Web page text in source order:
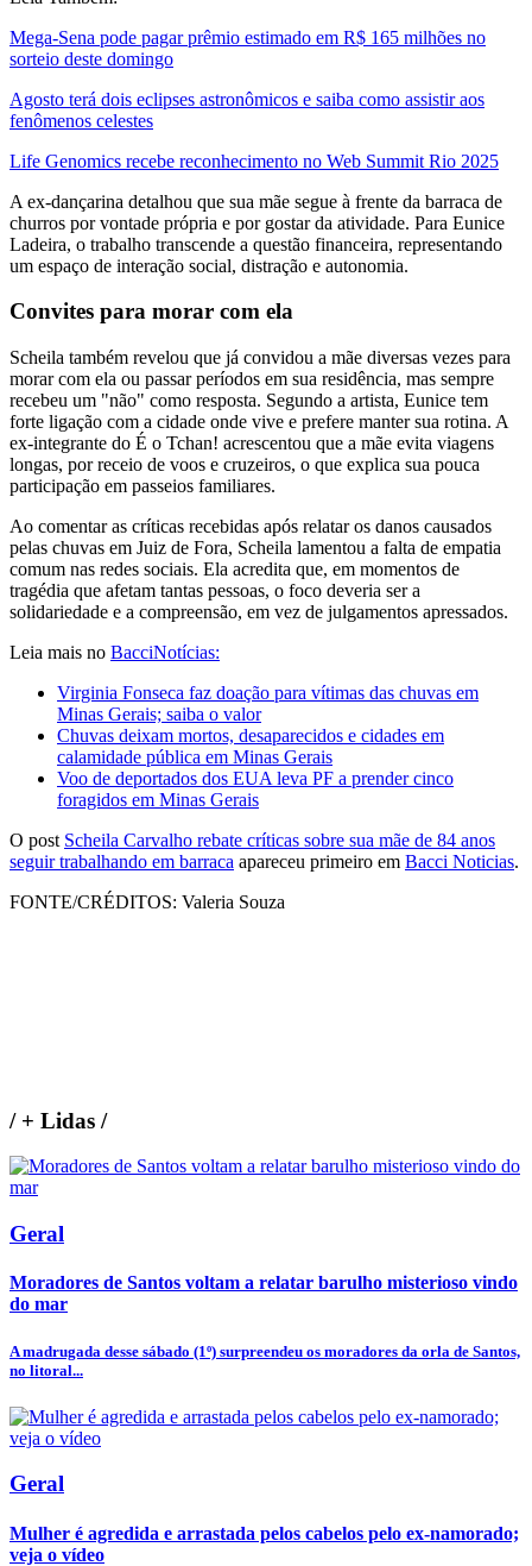
Mega-Sena pode pagar prêmio estimado em R$ 165 milhões no
sorteio deste domingo
Agosto terá dois eclipses astronômicos e saiba como assistir aos
fenômenos celestes
Life Genomics recebe reconhecimento no Web Summit Rio 2025
A ex-dançarina detalhou que sua mãe segue à frente da barraca de
churros por vontade própria e por gostar da atividade. Para Eunice
Ladeira, o trabalho transcende a questão financeira, representando
um espaço de interação social, distração e autonomia.
Convites para morar com ela
Scheila também revelou que já convidou a mãe diversas vezes para
morar com ela ou passar períodos em sua residência, mas sempre
recebeu um "não" como resposta. Segundo a artista, Eunice tem
forte ligação com a cidade onde vive e prefere manter sua rotina. A
ex-integrante do É o Tchan! acrescentou que a mãe evita viagens
longas, por receio de voos e cruzeiros, o que explica sua pouca
participação em passeios familiares.
Ao comentar as críticas recebidas após relatar os danos causados
pelas chuvas em Juiz de Fora, Scheila lamentou a falta de empatia
comum nas redes sociais. Ela acredita que, em momentos de
tragédia que afetam tantas pessoas, o foco deveria ser a
solidariedade e a compreensão, em vez de julgamentos apressados.
Leia mais no BacciNotícias:
Virginia Fonseca faz doação para vítimas das chuvas em
Minas Gerais; saiba o valor
Chuvas deixam mortos, desaparecidos e cidades em
calamidade pública em Minas Gerais
Voo de deportados dos EUA leva PF a prender cinco
foragidos em Minas Gerais
O post Scheila Carvalho rebate críticas sobre sua mãe de 84 anos
seguir trabalhando em barraca apareceu primeiro em Bacci Noticias.
FONTE/CRÉDITOS: Valeria Souza
/+ Lidas /
Geral
Moradores de Santos voltam a relatar barulho misterioso vindo
do mar
A madrugada desse sábado (1º) surpreendeu os moradores da orla de Santos,
no litoral...
Geral
Mulher é agredida e arrastada pelos cabelos pelo ex-namorado;
veja o vídeo